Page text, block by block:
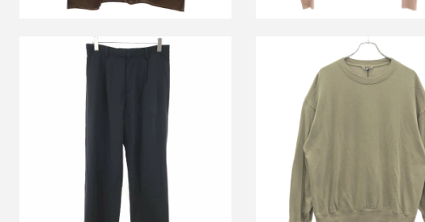
オーラリー 25SS LIGHT COTTON
WOOL VIYELLA SLACKS スラックス
パンツ A25SP02KV
買取金額13,200円
詳しく見る
オーラリー 25SS SUPER
GAUGE SWEAT P/O スウェッ
ナー A25SP03CU カーキ系